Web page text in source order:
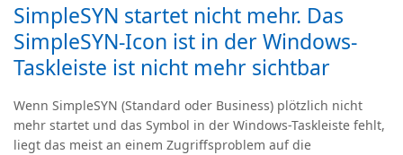
SimpleSYN startet nicht mehr. Das
SimpleSYN-Icon ist in der Windows-
Taskleiste ist nicht mehr sichtbar
Wenn SimpleSYN (Standard oder Business) plötzlich nicht
mehr startet und das Symbol in der Windows-Taskleiste fehlt,
liegt das meist an einem Zugriffsproblem auf die